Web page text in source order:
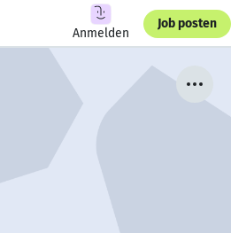
Anmelden
Job posten